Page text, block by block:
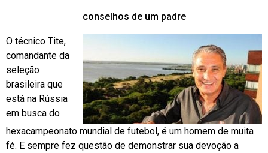
conselhos de um padre
O técnico Tite,
comandante da
seleção
brasileira que
está na Rússia
em busca do
hexacampeonato mundial de futebol, é um homem de muita
fé. E sempre fez questão de demonstrar sua devoção a